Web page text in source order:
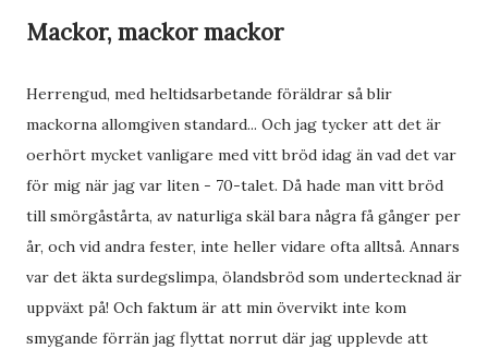
Mackor, mackor mackor
Herrengud, med heltidsarbetande föräldrar så blir
mackorna allomgiven standard... Och jag tycker att det är
oerhört mycket vanligare med vitt bröd idag än vad det var
för mig när jag var liten - 70-talet. Då hade man vitt bröd
till smörgåstårta, av naturliga skäl bara några få gånger per
år, och vid andra fester, inte heller vidare ofta alltså. Annars
var det äkta surdegslimpa, ölandsbröd som undertecknad är
uppväxt på! Och faktum är att min övervikt inte kom
smygande förrän jag flyttat norrut där jag upplevde att